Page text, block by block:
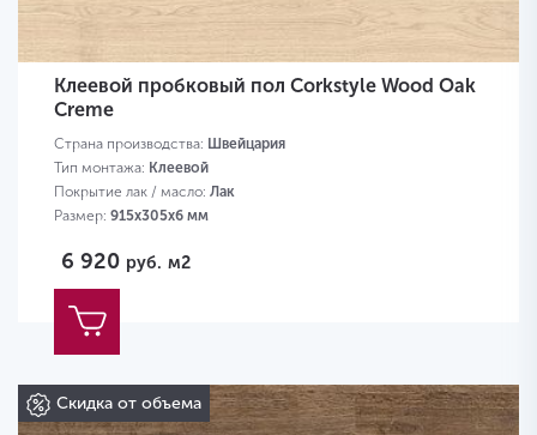
Клеевой пробковый пол Corkstyle Wood Oak
Creme
Страна производства: Швейцария
Тип монтажа: Клеевой
Покрытие лак / масло: Лак
Размер: 915х305х6 мм
6 920 руб. м2
Скидка от объема